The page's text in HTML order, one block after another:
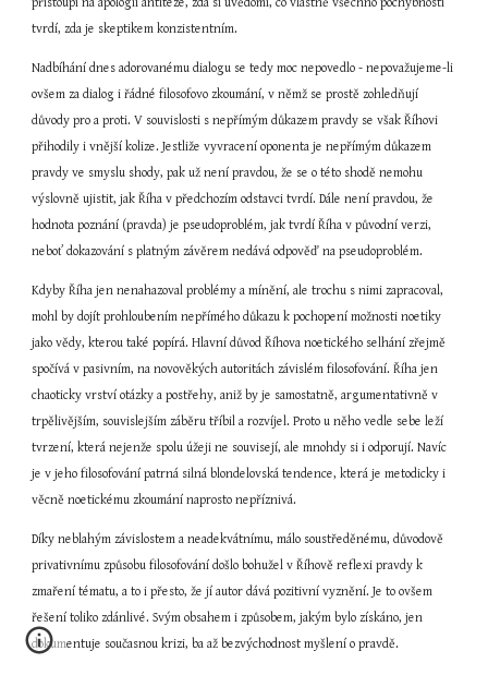
tvrdí, zda je skeptikem konzistentním.
Nadbíhání dnes adorovanému dialogu se tedy moc nepovedlo - nepovažujeme-li
ovšem za dialog i řádné filosofovo zkoumání, v němž se prostě zohledňují
důvody pro a proti. V souvislosti s nepřímým důkazem pravdy se však Říhovi
přihodily i vnější kolize. Jestliže vyvracení oponenta je nepřímým důkazem
pravdy ve smyslu shody, pak už není pravdou, že se o této shodě nemohu
výslovně ujistit, jak Říha v předchozím odstavci tvrdí. Dále není pravdou, že
hodnota poznání (pravda) je pseudoproblém, jak tvrdí Říha v původní verzi,
neboť dokazování s platným závěrem nedává odpověď na pseudoproblém.
Kdyby Říha jen nenahazoval problémy a mínění, ale trochu s nimi zapracoval,
mohl by dojít prohloubením nepřímého důkazu k pochopení možnosti noetiky
jako vědy, kterou také popírá. Hlavní důvod Říhova noetického selhání zřejmě
spočívá v pasivním, na novověkých autoritách závislém filosofování. Říha jen
chaoticky vrství otázky a postřehy, aniž by je samostatně, argumentativně v
trpělivějším, souvislejším záběru tříbil a rozvíjel. Proto u něho vedle sebe leží
tvrzení, která nejenže spolu úžeji ne souvisejí, ale mnohdy si i odporují. Navíc
je v jeho filosofování patrná silná blondelovská tendence, která je metodicky i
věcně noetickému zkoumání naprosto nepříznivá.
Díky neblahým závislostem a neadekvátnímu, málo soustředěnému, důvodově
privativnímu způsobu filosofování došlo bohužel v Říhově reflexi pravdy k
zmaření tématu, a to i přesto, že jí autor dává pozitivní vyznění. Je to ovšem
řešení toliko zdánlivé. Svým obsahem i způsobem, jakým bylo získáno, jen
dokumentuje současnou krizi, ba až bezvýchodnost myšlení o pravdě.